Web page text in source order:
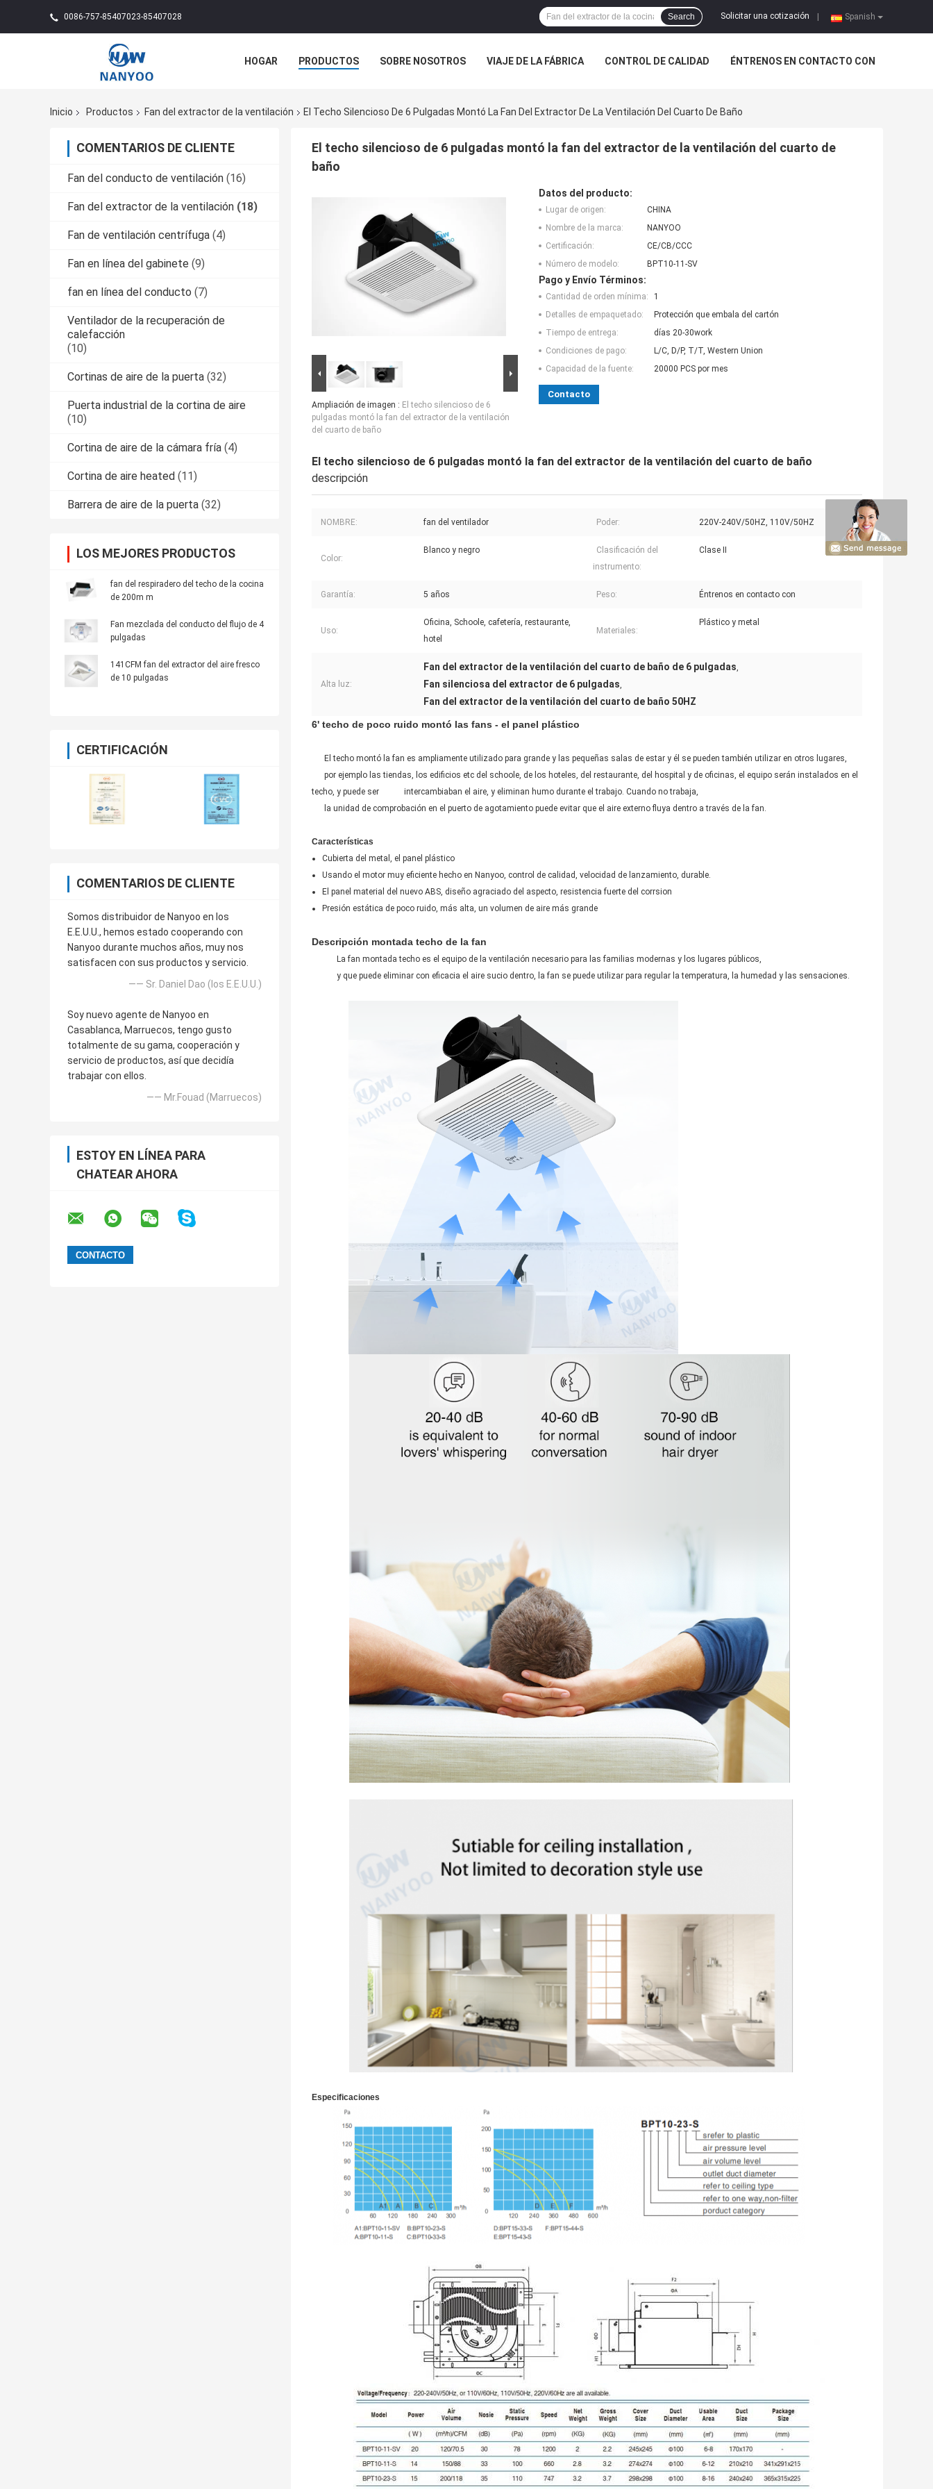
0086-757-85407023-85407028 Spanish
Solicitar una cotización
Search
HOGAR PRODUCTOS SOBRE NOSOTROS VIAJE DE LA FÁBRICA CONTROL DE CALIDAD ÉNTRENOS EN CONTACTO CON
Inicio
Productos Fan del extractor de la ventilación El Techo Silencioso De 6 Pulgadas Montó La Fan Del Extractor De La Ventilación Del Cuarto De Baño
COMENTARIOS DE CLIENTE
Fan del conducto de ventilación (16)
Fan del extractor de la ventilación (18)
Fan de ventilación centrífuga (4)
Fan en línea del gabinete (9)
fan en línea del conducto (7)
Ventilador de la recuperación de
calefacción
(10)
Cortinas de aire de la puerta (32)
Puerta industrial de la cortina de aire
(10)
Cortina de aire de la cámara fría (4)
Cortina de aire heated (11)
Barrera de aire de la puerta (32)
LOS MEJORES PRODUCTOS
fan del respiradero del techo de la cocina
de 200m m
Fan mezclada del conducto del flujo de 4
pulgadas
141CFM fan del extractor del aire fresco
de 10 pulgadas
CERTIFICACIÓN
COMENTARIOS DE CLIENTE
Somos distribuidor de Nanyoo en los
E.E.U.U., hemos estado cooperando con
Nanyoo durante muchos años, muy nos
satisfacen con sus productos y servicio.
—— Sr. Daniel Dao (los E.E.U.U.)
Soy nuevo agente de Nanyoo en
Casablanca, Marruecos, tengo gusto
totalmente de su gama, cooperación y
servicio de productos, así que decidía
trabajar con ellos.
—— Mr.Fouad (Marruecos)
ESTOY EN LÍNEA PARA
CHATEAR AHORA
El techo silencioso de 6 pulgadas montó la fan del extractor de la ventilación del cuarto de
baño
Ampliación de imagen : El techo silencioso de 6
pulgadas montó la fan del extractor de la ventilación
del cuarto de baño
Datos del producto:
Lugar de origen:
CHINA
Nombre de la marca:
NANYOO
Certificación:
CE/CB/CCC
Número de modelo:
BPT10-11-SV
Pago y Envío Términos:
Cantidad de orden mínima:
1
Detalles de empaquetado:
Protección que embala del cartón
Tiempo de entrega:
días 20-30work
Condiciones de pago:
L/C, D/P, T/T, Western Union
Capacidad de la fuente:
20000 PCS por mes
Contacto
El techo silencioso de 6 pulgadas montó la fan del extractor de la ventilación del cuarto de baño
descripción
NOMBRE: fan del ventilador Poder: 220V-240V/50HZ, 110V/50HZ
Color:
Blanco y negro
Clasificación del
instrumento:
Clase II
Garantía: 5 años Peso: Éntrenos en contacto con
Uso:
Oficina, Schoole, cafetería, restaurante,
hotel
Materiales:
Plástico y metal
Alta luz:
Fan del extractor de la ventilación del cuarto de baño de 6 pulgadas,
Fan silenciosa del extractor de 6 pulgadas,
Fan del extractor de la ventilación del cuarto de baño 50HZ
6' techo de poco ruido montó las fans - el panel plástico
El techo montó la fan es ampliamente utilizado para grande y las pequeñas salas de estar y él se pueden también utilizar en otros lugares,
por ejemplo las tiendas, los edificios etc del schoole, de los hoteles, del restaurante, del hospital y de oficinas, el equipo serán instalados en el
techo, y puede ser intercambiaban el aire, y eliminan humo durante el trabajo. Cuando no trabaja,
la unidad de comprobación en el puerto de agotamiento puede evitar que el aire externo fluya dentro a través de la fan.
Características
Cubierta del metal, el panel plástico
Usando el motor muy eficiente hecho en Nanyoo, control de calidad, velocidad de lanzamiento, durable.
El panel material del nuevo ABS, diseño agraciado del aspecto, resistencia fuerte del corrsion
Presión estática de poco ruido, más alta, un volumen de aire más grande
Descripción montada techo de la fan
La fan montada techo es el equipo de la ventilación necesario para las familias modernas y los lugares públicos,
y que puede eliminar con eficacia el aire sucio dentro, la fan se puede utilizar para regular la temperatura, la humedad y las sensaciones.
Especificaciones